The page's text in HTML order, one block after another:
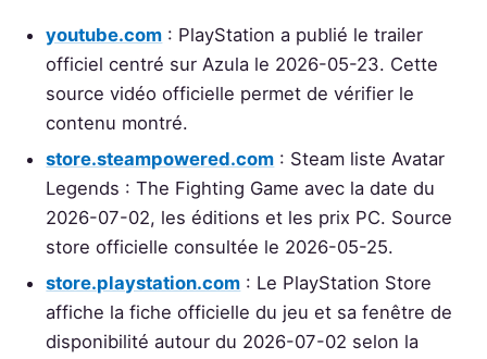
youtube.com : PlayStation a publié le trailer
officiel centré sur Azula le 2026-05-23. Cette
source vidéo officielle permet de vérifier le
contenu montré.
store.steampowered.com : Steam liste Avatar
Legends : The Fighting Game avec la date du
2026-07-02, les éditions et les prix PC. Source
store officielle consultée le 2026-05-25.
store.playstation.com : Le PlayStation Store
affiche la fiche officielle du jeu et sa fenêtre de
disponibilité autour du 2026-07-02 selon la